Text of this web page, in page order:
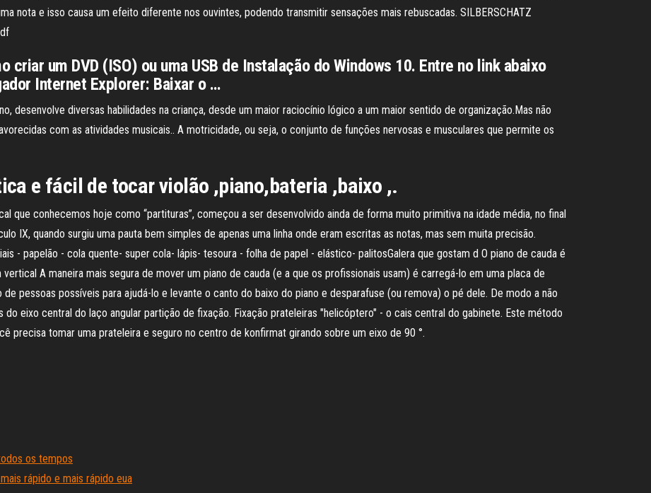
nota e isso causa um efeito diferente nos ouvintes, podendo transmitir sensações mais rebuscadas. SILBERSCHATZ
um DVD (ISO) ou uma USB de Instalação do Windows 10. Entre no link abaixo
Internet Explorer: Baixar o …
desenvolve diversas habilidades na criança, desde um maior raciocínio lógico a um maior sentido de organização.Mas não
com as atividades musicais.. A motricidade, ou seja, o conjunto de funções nervosas e musculares que permite os
e fácil de tocar violão ,piano,bateria ,baixo ,.
que conhecemos hoje como “partituras”, começou a ser desenvolvido ainda de forma muito primitiva na idade média, no final
IX, quando surgiu uma pauta bem simples de apenas uma linha onde eram escritas as notas, mas sem muita precisão.
- papelão - cola quente- super cola- lápis- tesoura - folha de papel - elástico- palitosGalera que gostam d O piano de cauda é
A maneira mais segura de mover um piano de cauda (e a que os profissionais usam) é carregá-lo em uma placa de
pessoas possíveis para ajudá-lo e levante o canto do baixo do piano e desparafuse (ou remova) o pé dele. De modo a não
eixo central do laço angular partição de fixação. Fixação prateleiras "helicóptero" - o cais central do gabinete. Este método
precisa tomar uma prateleira e seguro no centro de konfirmat girando sobre um eixo de 90 °.
os tempos
rápido e mais rápido eua